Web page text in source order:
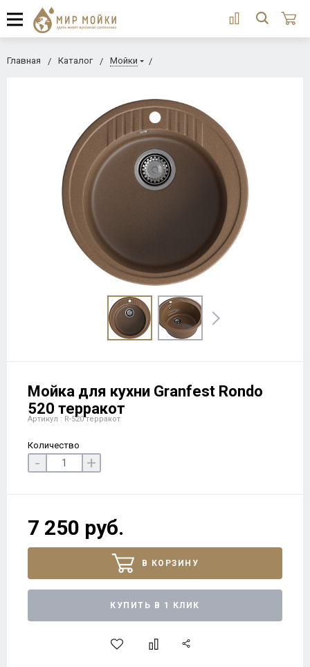
Главная Каталог Мойки
Мойка для кухни Granfest Rondo
520 терракот
Артикул : R-520 терракот
Количество
- +
7 250 руб.
В КОРЗИНУ
КУПИТЬ В 1 КЛИК